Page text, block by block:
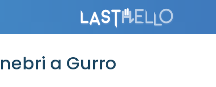
a Gurro